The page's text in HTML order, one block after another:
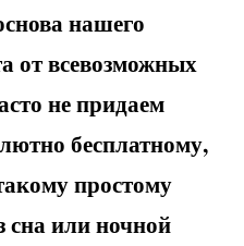
нашего
от всевозможных
не придаем
бесплатному,
простому
сна или ночной